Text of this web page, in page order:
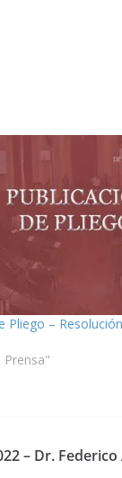
Pliego –
Prensa"
– Dr.